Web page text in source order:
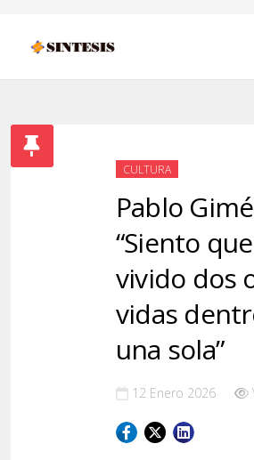
CULTURA
Pablo
“Siento
vivido dos
vidas
una sola”
12 Enero 2026